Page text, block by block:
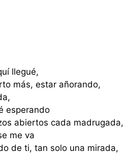
llegué,
más, estar añorando,
esperando
abiertos cada madrugada,
me va
de ti, tan solo una mirada,